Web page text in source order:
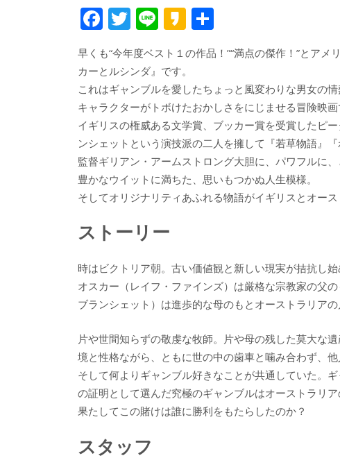
F
ac
e
b
o
o
k
T
w
itt
er
Li
e
K
k
a
o
有
早くも“今年度ベスト１の作品！”“満点の傑作！”とア
カーとルシンダ』です。
これはギャンブルを愛したちょっと風変わりな男女の
キャラクターがトボけたおかしさをにじませる冒険映画
イギリスの権威ある文学賞、ブッカー賞を受賞したピ
ンシェットという演技派の二人を擁して『若草物語』
監督ギリアン・アームストロング大胆に、パワフルに
豊かなウイットに満ちた、思いもつかぬ人生模様。
そしてオリジナリティあふれる物語がイギリスとオー
ストーリー
時はビクトリア朝。古い価値観と新しい現実が拮抗し始
オスカー（レイフ・ファインズ）は厳格な宗教家の父
ブランシェット）は進歩的な母のもとオーストラリアの
片や世間知らずの敬虔な牧師。片や母の残した莫大な
境と性格ながら、ともに世の中の歯車と噛み合わず、他
そして何よりギャンブル好きなことが共通していた。
の証明として選んだ究極のギャンブルはオーストラリア
果たしてこの賭けは誰に勝利をもたらしたのか？
スタッフ